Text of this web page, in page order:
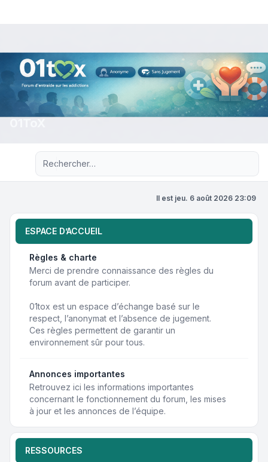
Recherche avancée
Il est jeu. 6 août 2026 23:09
ESPACE D’ACCUEIL
Règles & charte
Merci de prendre connaissance des règles du
forum avant de participer.
01tox est un espace d’échange basé sur le
respect, l’anonymat et l’absence de jugement.
Ces règles permettent de garantir un
environnement sûr pour tous.
Annonces importantes
Retrouvez ici les informations importantes
concernant le fonctionnement du forum, les mises
à jour et les annonces de l’équipe.
RESSOURCES